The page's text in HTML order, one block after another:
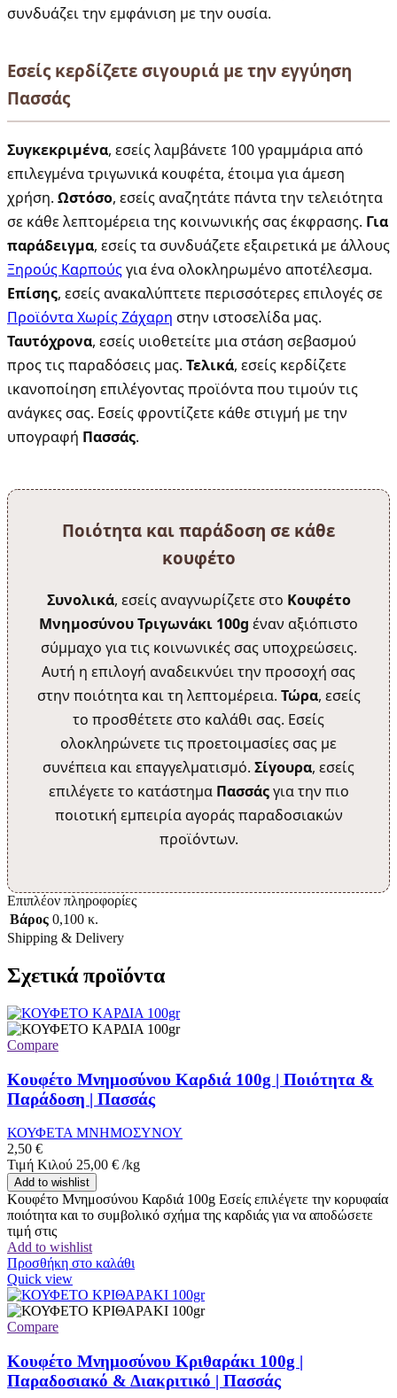
συνδυάζει την εμφάνιση με την ουσία.
Εσείς κερδίζετε σιγουριά με την εγγύηση
Πασσάς
Συγκεκριμένα, εσείς λαμβάνετε 100 γραμμάρια από
επιλεγμένα τριγωνικά κουφέτα, έτοιμα για άμεση
χρήση. Ωστόσο, εσείς αναζητάτε πάντα την τελειότητα
σε κάθε λεπτομέρεια της κοινωνικής σας έκφρασης. Για
παράδειγμα, εσείς τα συνδυάζετε εξαιρετικά με άλλους
Ξηρούς Καρπούςγια ένα ολοκληρωμένο αποτέλεσμα.
Επίσης, εσείς ανακαλύπτετε περισσότερες επιλογές σε
Προϊόντα Χωρίς Ζάχαρη στην ιστοσελίδα μας.
Ταυτόχρονα, εσείς υιοθετείτε μια στάση σεβασμού
προς τις παραδόσεις μας. Τελικά, εσείς κερδίζετε
ικανοποίηση επιλέγοντας προϊόντα που τιμούν τις
ανάγκες σας. Εσείς φροντίζετε κάθε στιγμή με την
υπογραφή Πασσάς.
Ποιότητα και παράδοση σε κάθε
κουφέτο
Συνολικά, εσείς αναγνωρίζετε στο Κουφέτο
Μνημοσύνου Τριγωνάκι 100g έναν αξιόπιστο
σύμμαχο για τις κοινωνικές σας υποχρεώσεις.
Αυτή η επιλογή αναδεικνύει την προσοχή σας
στην ποιότητα και τη λεπτομέρεια. Τώρα, εσείς
το προσθέτετε στο καλάθι σας. Εσείς
ολοκληρώνετε τις προετοιμασίες σας με
συνέπεια και επαγγελματισμό. Σίγουρα, εσείς
επιλέγετε το κατάστημα Πασσάςγια την πιο
ποιοτική εμπειρία αγοράς παραδοσιακών
προϊόντων.
Επιπλέον πληροφορίες
Βάρος 0,100 κ.
Shipping & Delivery
Σχετικά προϊόντα
Compare
Κουφέτο Μνημοσύνου Καρδιά 100g | Ποιότητα &
Παράδοση | Πασσάς
ΚΟΥΦΕΤΑ ΜΝΗΜΟΣΥΝΟΥ
2,50 €
Τιμή Κιλού 25,00 € /kg
Add to wishlist
Κουφέτο Μνημοσύνου Καρδιά 100g Εσείς επιλέγετε την κορυφαία
ποιότητα και το συμβολικό σχήμα της καρδιάς για να αποδώσετε
τιμή στις
Add to wishlist
Προσθήκη στο καλάθι
Quick view
Compare
Κουφέτο Μνημοσύνου Κριθαράκι 100g |
Παραδοσιακό & Διακριτικό | Πασσάς